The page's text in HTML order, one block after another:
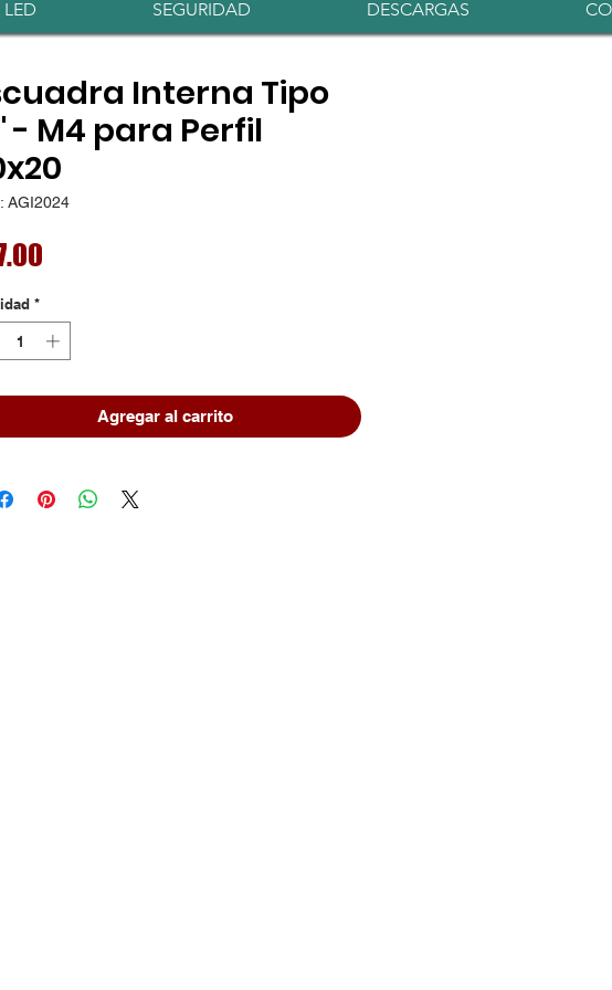
Iniciar sesión
SEGURIDAD DESCARGAS
Interna Tipo
- M4 para Perfil
AGI2024
*
Agregar al carrito